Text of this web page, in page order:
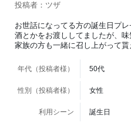
投稿者：ツザ
お世話になってる方の誕生日プ
酒とかをお渡ししてましたが、
家族の方も一緒に召し上がって貰
年代（投稿者様） 50代
性別（投稿者様） 女性
利用シーン 誕生日